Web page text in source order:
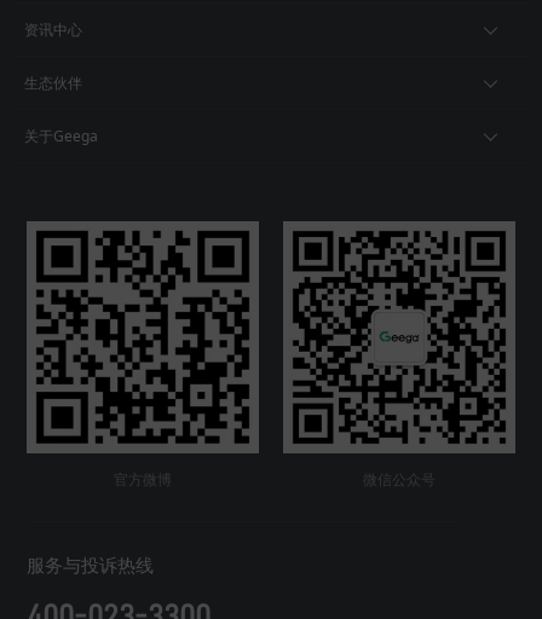
资讯中心
生态伙伴
关于Geega
官方微博 微信公众号
服务与投诉热线